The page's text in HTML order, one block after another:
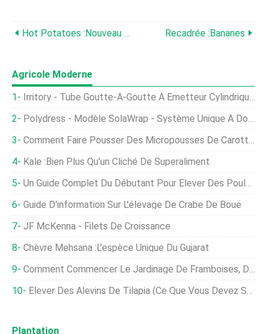
Hot Potatoes :nouveau Calendrier Nu Des Fermiers Bavarois Recadrée :Bananes
Agricole Moderne
Irritory - Tube Goutte-À-Goutte À Émetteur Cylindrique En Ligne
Polydress - Modèle SolaWrap - Système Unique À Double Couche
Comment Faire Pousser Des Micropousses De Carottes Rapidement Et Facilement
Kale :bien Plus Qu'un Cliché De Superaliment
Un Guide Complet Du Débutant Pour Élever Des Poulets
Guide D'information Sur L'élevage De Crabe De Boue
JF McKenna - Filets De Croissance
Chèvre Mehsana :l'espèce Unique Du Gujarat
Comment Commencer Le Jardinage De Framboises, Des Astuces, Technique
Élever Des Alevins De Tilapia (ce Que Vous Devez Savoir)
Plantation